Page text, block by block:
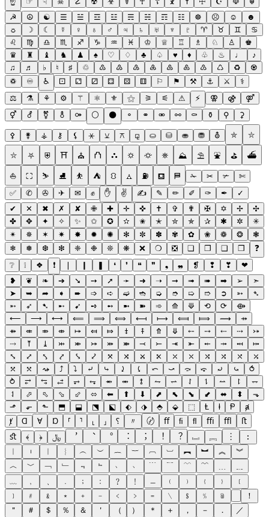
☭
☮ ☯ ☰ ☱ ☲ ☳ ☴ ☵ ☶ ☷ ☸ ☹ ☺
☻
☼
☽ ☾ ☿ ♀ ♁ ♂ ♃ ♄ ♅ ♆ ♇ ♈ ♉ ♊
♋
♌
♍ ♎ ♏ ♐ ♑ ♒ ♓ ♔ ♕ ♖ ♗ ♘ ♙
♚
♛
♜ ♝ ♞ ♟ ♠ ♡ ♢ ♣ ♤ ♥ ♦ ♧ ♨ ♩
♪
♫
♬ ♭ ♮ ♯ ♲ ♳ ♴ ♵ ♶ ♷ ♸ ♹ ♺ ♻
♼
♽
♾ ♿ ⚀ ⚁ ⚂ ⚃ ⚄ ⚅ ⚐ ⚑ ⚒ ⚓ ⚔
⚕
⚖
⚗ ⚘ ⚙ ⚚ ⚛ ⚜ ⚝ ⚞ ⚟ ⚠ ⚡ ⚢ ⚣
⚤
⚥
⚦ ⚧ ⚨ ⚩ ⚪ ⚫ ⚬ ⚭ ⚮ ⚯ ⚰ ⚱ ⚲ ⚳
⚴ ⚵ ⚶ ⚷ ⚸ ⚹ ⚺ ⚻ ⚼ ⛀ ⛁ ⛂ ⛃ ⛢ ⛤ ⛥
⛦ ⛧ ⛨ ⛩ ⛪ ⛫ ⛬ ⛭ ⛮ ⛯ ⛰ ⛱ ⛲ ⛳ ⛴
⛵ ⛶ ⛷ ⛸ ⛹ ⛺ ⛻ ⛼ ⛽ ⛾ ⛿ ✁ ✂ ✃
✄
✅
✆ ✇ ✈ ✉ ✊ ✋ ✌ ✍ ✎ ✏ ✐ ✑ ✒
✓
✔
✕ ✖ ✗ ✘ ✙ ✚ ✛ ✜ ✝ ✞ ✟ ✠ ✡ ✢
✣
✤
✥ ✦ ✧ ✨ ✩ ✪ ✫ ✬ ✭ ✮ ✯ ✰ ✱ ✲
✳
✴
✵ ✶ ✷ ✸ ✹ ✺ ✻ ✼ ✽ ✾ ✿ ❀ ❁ ❂
❃
❄
❅ ❆ ❇ ❈ ❉ ❊ ❋ ❌ ❍ ❎ ❏ ❐ ❑ ❒
❓
❔
❕ ❖ ❗ ❘ ❙ ❚ ❛ ❜ ❝ ❞ ❟ ❠ ❡ ❢ ❣
❤
❥
❦ ❧ ➔ ➘ ➙ ➚ ➛ ➜ ➝ ➞ ➟ ➠ ➡ ➢
➣
➤
➥ ➦ ➧ ➨ ➩ ➪ ➫ ➬ ➭ ➮ ➯ ➱ ➲ ➳
➴
➵
➶ ➷ ➸ ➹ ➺ ➻ ➼ ➽ ➾ ⟰ ⟱ ⟲ ⟳
⟴
⟵
⟶ ⟷ ⟸ ⟹ ⟺ ⟻ ⟼ ⟽ ⟾ ⟿
⤀
⤁
⤂ ⤃ ⤄ ⤅ ⤆ ⤇ ⤈ ⤉ ⤊ ⤋ ⤌ ⤍ ⤎ ⤏
⤐
⤑
⤒ ⤓ ⤔ ⤕ ⤖ ⤗ ⤘ ⤙ ⤚ ⤛ ⤜ ⤝ ⤞ ⤟
⤠
⤡
⤢ ⤣ ⤤ ⤥ ⤦ ⤧ ⤨ ⤩ ⤪ ⤫ ⤬ ⤭ ⤮ ⤯
⤰
⤱
⤲ ⤳ ⤴ ⤵ ⤶ ⤷ ⤸ ⤹ ⤺ ⤻ ⤼ ⤽ ⤾ ⤿
⥀
⥁
⥂ ⥃ ⥄ ⥅ ⥆ ⥇ ⥈ ⥉ ⥊ ⥋ ⥌ ⥍ ⥎ ⥏
⥐
⥑
⬀ ⬁ ⬂ ⬃ ⬄ ⬅ ⬆ ⬇ ⬈ ⬉ ⬊ ⬋ ⬌ ⬍
⬎
⬏
⬐ ⬑ ⬒ ⬓ ⬔ ⬕ ⬖ ⬗ ⬘ ⬙ ⬚ Ⱡ ⱡ Ᵽ
ⱥ
ⱦ
Ɑ Ɐ Ɒ ⸢ ⸣ ⸤ ⸥ ⸮ 〃 〄 ﬀ ﬁ ﬂ ﬃ ﬄ
ﬅ
ﬆ
﴾ ﴿ ﷼ ︐ ︑ ︒ ︓ ︔ ︕ ︖ ︗ ︘ ︙
︰
︱
︲ ︳ ︴ ︵ ︶ ︷ ︸ ︹ ︺ ︻ ︼ ︽
︾
︿
﹀ ﹁ ﹂ ﹃ ﹄ ﹅ ﹆ ﹉ ﹊ ﹋ ﹌
﹏
﹐ ﹑ ﹒ ﹔ ﹕ ﹖ ﹗ ﹘ ﹙ ﹚ ﹛ ﹜
﹝
﹞
﹟ ﹠ ﹡ ﹢ ﹣ ﹤ ﹥ ﹦ ﹨ ﹩ ﹪ ﹫
！
＂
＃ ＄ ％ ＆ ＇ （ ） ＊ ＋ ， － ． ／